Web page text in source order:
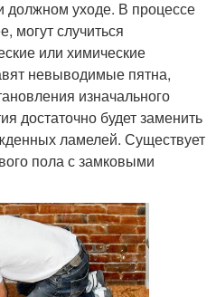
должном уходе. В процессе
могут случиться
или химические
невыводимые пятна,
изначального
достаточно будет заменить
ламелей. Существует
пола с замковыми